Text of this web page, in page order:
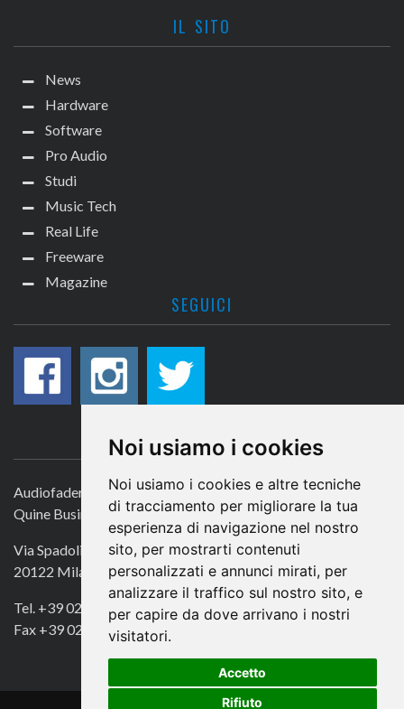
Noi usiamo i cookies
Noi usiamo i cookies e altre tecniche
di tracciamento per migliorare la tua
esperienza di navigazione nel nostro
sito, per mostrarti contenuti
personalizzati e annunci mirati, per
analizzare il traffico sul nostro sito, e
per capire da dove arrivano i nostri
visitatori.
Accetto
Rifiuto
IL SITO
News
Hardware
Software
Pro Audio
Studi
Music Tech
Real Life
Freeware
Magazine
SEGUICI
CONTATTACI
Audiofader.com
Quine Business Publisher
Via Spadolini 7
20122 Milano
Tel. +39 02 49756990
Fax +39 02 72016740